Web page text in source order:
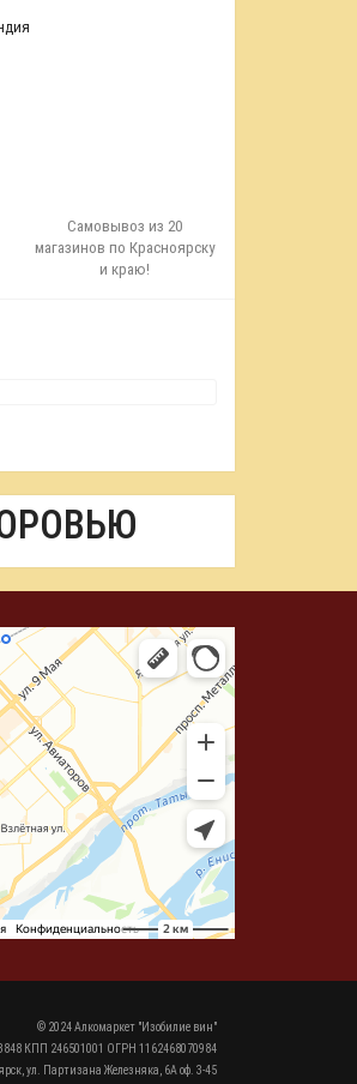
Самовывоз из 20
магазинов по Красноярску
и краю!
© 2024 Алкомаркет "Изобилие вин"
КПП 246501001 ОГРН 1162468070984
ул. Партизана Железняка, 6А оф. 3-45